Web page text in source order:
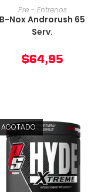
AL CARRITO
Pre - Entrenos
B-Nox Androrush 65
Serv.
$64,95
AGOTADO